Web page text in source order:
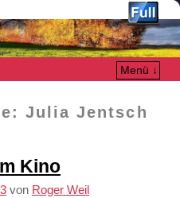
Menü ↓
Julia Jentsch
Kino
von Roger Weil